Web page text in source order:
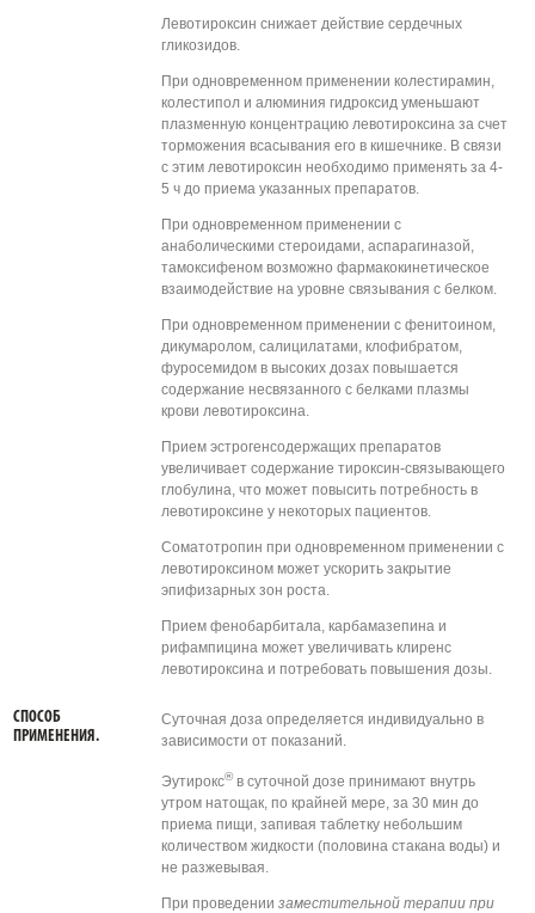
Левотироксин снижает действие сердечных
гликозидов.
При одновременном применении колестирамин,
колестипол и алюминия гидроксид уменьшают
плазменную концентрацию левотироксина за счет
торможения всасывания его в кишечнике. В связи
с этим левотироксин необходимо применять за 4-
5 ч до приема указанных препаратов.
При одновременном применении с
анаболическими стероидами, аспарагиназой,
тамоксифеном возможно фармакокинетическое
взаимодействие на уровне связывания с белком.
При одновременном применении с фенитоином,
дикумаролом, салицилатами, клофибратом,
фуросемидом в высоких дозах повышается
содержание несвязанного с белками плазмы
крови левотироксина.
Прием эстрогенсодержащих препаратов
увеличивает содержание тироксин-связывающего
глобулина, что может повысить потребность в
левотироксине у некоторых пациентов.
Соматотропин при одновременном применении с
левотироксином может ускорить закрытие
эпифизарных зон роста.
Прием фенобарбитала, карбамазепина и
рифампицина может увеличивать клиренс
левотироксина и потребовать повышения дозы.
СПОСОБ
ПРИМЕНЕНИЯ.
Суточная доза определяется индивидуально в
зависимости от показаний.
Эутирокс®в суточной дозе принимают внутрь
утром натощак, по крайней мере, за 30 мин до
приема пищи, запивая таблетку небольшим
количеством жидкости (половина стакана воды) и
не разжевывая.
При проведении заместительной терапии при